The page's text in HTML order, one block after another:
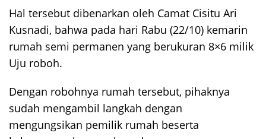
Hal tersebut dibenarkan oleh Camat Cisitu Ari
Kusnadi, bahwa pada hari Rabu (22/10) kemarin
rumah semi permanen yang berukuran 8×6 milik
Uju roboh.
Dengan robohnya rumah tersebut, pihaknya
sudah mengambil langkah dengan
mengungsikan pemilik rumah beserta